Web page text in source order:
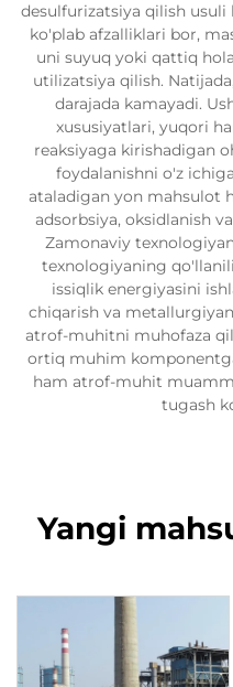
desulfurizatsiya qilish usuli
ko'plab afzalliklari bor,
uni suyuq yoki qattiq
utilizatsiya qilish.
darajada kamayadi.
xususiyatlari, yuqori
reaksiyaga kirishadigan
foydalanishni o'z
ataladigan yon mahsulot
adsorbsiya, oksidlanish
Zamonaviy
texnologiyaning
issiqlik energiyasini
chiqarish va
atrof-muhitni muhofaza
ortiq muhim
ham atrof-muhit
tugash
Yangi